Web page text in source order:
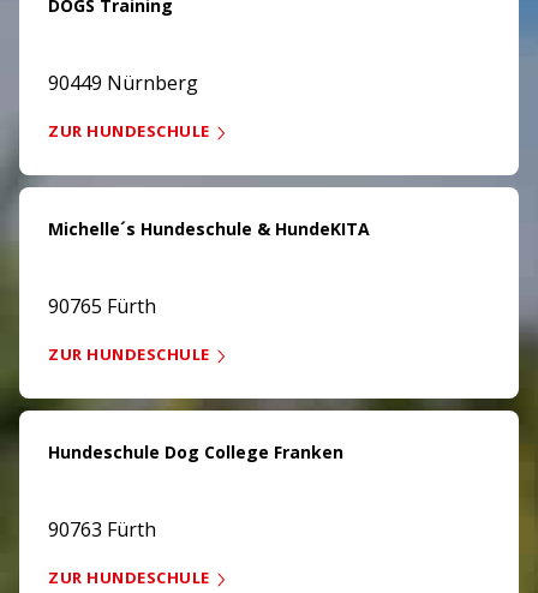
DOGS Training
90449 Nürnberg
ZUR HUNDESCHULE
Michelle´s Hundeschule & HundeKITA
90765 Fürth
ZUR HUNDESCHULE
Hundeschule Dog College Franken
90763 Fürth
ZUR HUNDESCHULE